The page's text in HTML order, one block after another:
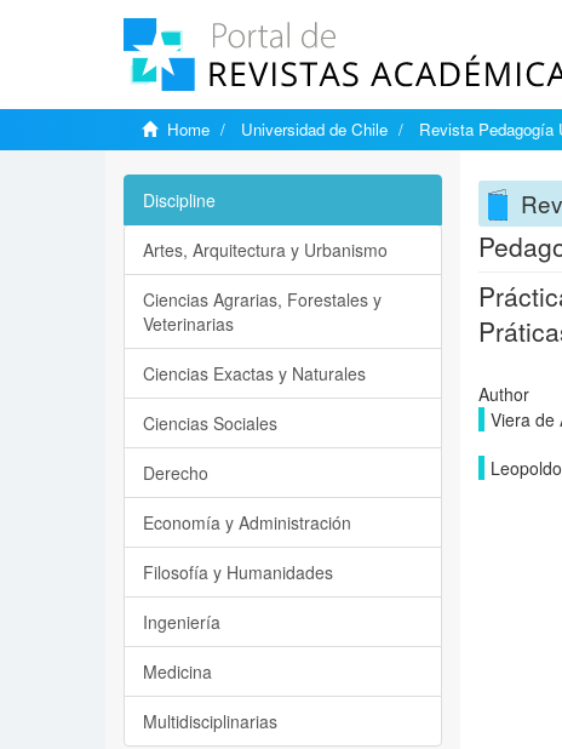
Home Universidad de Chile Revista Pedagogía
Author
Viera de
Discipline
Artes, Arquitectura y Urbanismo
Ciencias Agrarias, Forestales y
Veterinarias
Ciencias Exactas y Naturales
Ciencias Sociales
Derecho
Economía y Administración
Filosofía y Humanidades
Ingeniería
Medicina
Multidisciplinarias